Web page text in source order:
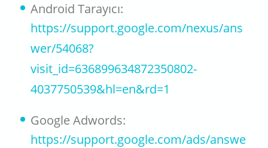
Android Tarayıcı:
https://support.google.com/nexus/ans
wer/54068?
visit_id=636899634872350802-
4037750539&hl=en&rd=1
Google Adwords:
https://support.google.com/ads/answe